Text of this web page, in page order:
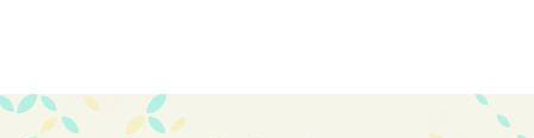
ツ
おちあい不動産